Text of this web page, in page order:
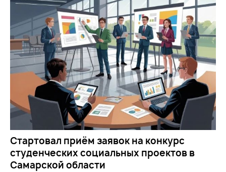
Стартовал приём заявок на конкурс
студенческих социальных проектов в
Самарской области